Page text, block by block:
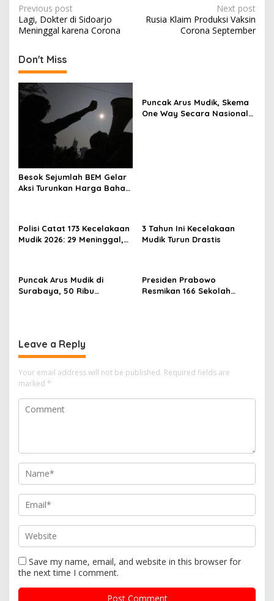
Post
navigation
Previous post
Lagi, Dokter di Sidoarjo
Meninggal karena Corona
Next post
Rusia Klaim Produksi Vaksin
Corona September
Don't Miss
Besok Sejumlah BEM Gelar
Aksi Turunkan Harga Bahan
Puncak Arus Mudik, Skema
One Way Secara Nasional
Polisi Catat 173 Kecelakaan
Mudik 2026: 29 Meninggal,
3 Tahun Ini Kecelakaan
Mudik Turun Drastis
Puncak Arus Mudik di
Surabaya, 50 Ribu
Presiden Prabowo
Resmikan 166 Sekolah
Leave a Reply
Your email address will not be published. Required fields are
marked *
Save my name, email, and website in this browser for
the next time I comment.